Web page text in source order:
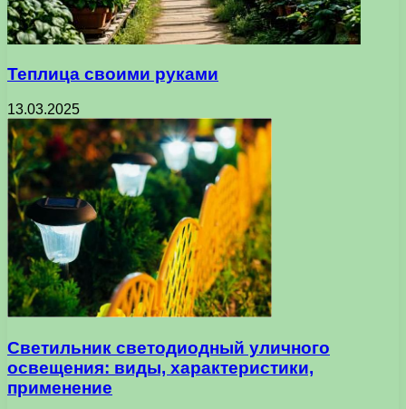
Теплица своими руками
13.03.2025
Светильник светодиодный уличного
освещения: виды, характеристики,
применение